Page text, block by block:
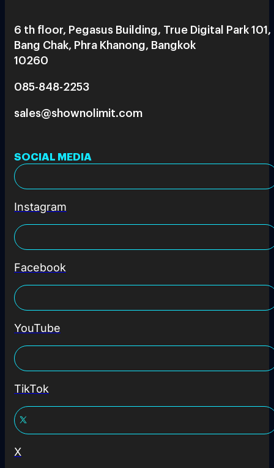
6 th floor, Pegasus Building, True Digital Park 101,
Bang Chak, Phra Khanong, Bangkok
10260
085-848-2253
sales@shownolimit.com
SOCIAL MEDIA
Instagram
Facebook
YouTube
TikTok
X